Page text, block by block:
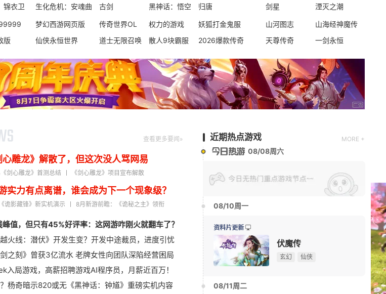
天堂2盟约
锦衣卫 生化危机：安魂曲 古剑 黑神话：悟空 归唐 剑星 湮灭之潮
梦幻西游网页版 传奇世界OL 权力的游戏 妖狐打金鬼服 山河图志
山海经神魔传
版 仙侠永恒世界 道士无限召唤 散人9块霸服 2026爆款传奇 天尊传奇 一剑永恒
查看更多要闻»
心雕龙》解散了，但这次没人骂网易
《剑心雕龙》首测总结 《剑心雕龙》项目宣布解散
实力有点离谱，谁会成为下一个现象级？
诡影藏锋》新实机演示 8月新游前瞻：《诡秘之主》领衔
峰值，但只有45%好评率：这网游咋刚火就翻车了？
火线：潜伏》开发生变？开发中途裁员，进度引忧
之刻》曾获3亿流水 老牌女性向团队深陷经营困局
入局游戏，高薪招聘游戏AI程序员，月薪近百万！
杨奇暗示820或无《黑神话：钟馗》重磅实机内容
《绝地求生》推出周期轮换机制，首轮轻机枪全方位强
30岁玩家真实现状扎心了：肝不动了，时间精力都大
《暗区突围》S18赛季全新PVE玩法“危机蔓延”上线
《反恐精英OL》英雄僵尸降临 生化&大灾变联赛重启
IGN前瞻盛赞！《古剑》中式志怪动作RPG冲击全球市
近期热点游戏 MORE +
新版本更新
问剑长生
新版本更新
元气骑士
08/08周六
08/10周一
资料片更新
伏魔传
玄幻 仙侠
08/11周二